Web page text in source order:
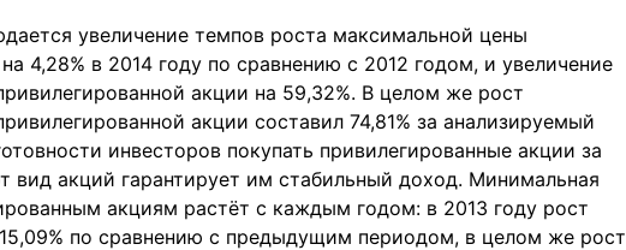
увеличение темпов роста максимальной цены
4,28% в 2014 году по сравнению с 2012 годом, и увеличение
акции на 59,32%. В целом же рост
акции составил 74,81% за анализируемый
инвесторов покупать привилегированные акции за
вид акций гарантирует им стабильный доход. Минимальная
акциям растёт с каждым годом: в 2013 году рост
по сравнению с предыдущим периодом, в целом же рост